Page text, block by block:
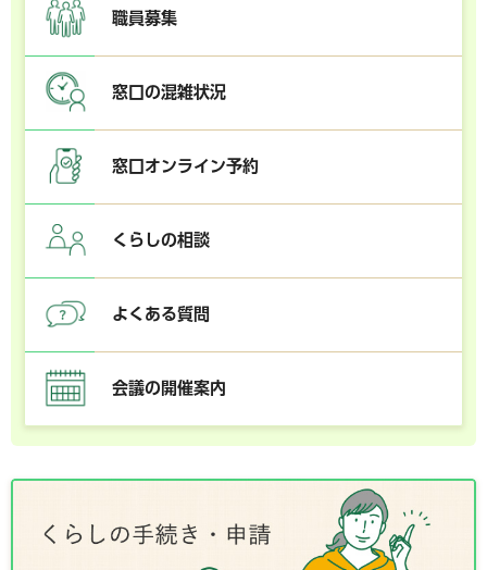
職員募集
窓口の混雑状況
窓口オンライン予約
くらしの相談
よくある質問
会議の開催案内